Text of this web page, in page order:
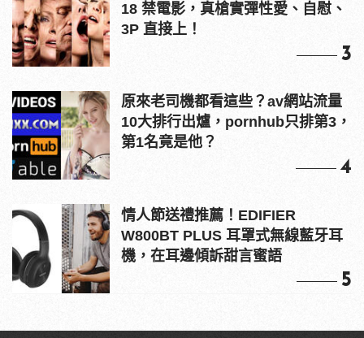
18 禁電影，真槍實彈性愛、自慰、
3P 直接上！
3
原來老司機都看這些？av網站流量
10大排行出爐，pornhub只排第3，
第1名竟是他？
4
情人節送禮推薦！EDIFIER
W800BT PLUS 耳罩式無線藍牙耳
機，在耳邊傾訴甜言蜜語
5